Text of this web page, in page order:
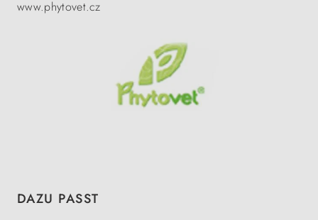
www.phytovet.cz
Produktgalerie überspringen
DAZU PASST